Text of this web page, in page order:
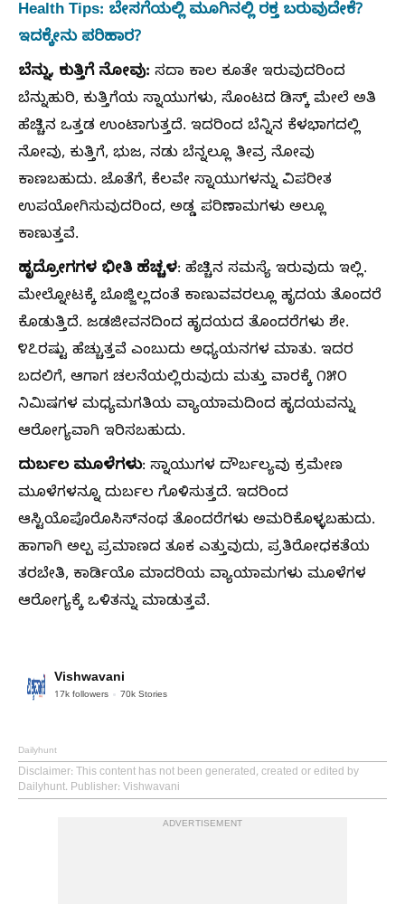
Health Tips: ಬೇಸಗೆಯಲ್ಲಿ ಮೂಗಿನಲ್ಲಿ ರಕ್ತ ಬರುವುದೇಕೆ?
ಇದಕ್ಕೇನು ಪರಿಹಾರ?
ಬೆನ್ನು, ಕುತ್ತಿಗೆ ನೋವು: ಸದಾ ಕಾಲ ಕೂತೇ ಇರುವುದರಿಂದ
ಬೆನ್ನುಹುರಿ, ಕುತ್ತಿಗೆಯ ಸ್ನಾಯುಗಳು, ಸೊಂಟದ ಡಿಸ್ಕ್‌ ಮೇಲೆ ಅತಿ
ಹೆಚ್ಚಿನ ಒತ್ತಡ ಉಂಟಾಗುತ್ತದೆ. ಇದರಿಂದ ಬೆನ್ನಿನ ಕೆಳಭಾಗದಲ್ಲಿ
ನೋವು, ಕುತ್ತಿಗೆ, ಭುಜ, ನಡು ಬೆನ್ನಲ್ಲೂ ತೀವ್ರ ನೋವು
ಕಾಣಬಹುದು. ಜೊತೆಗೆ, ಕೆಲವೇ ಸ್ನಾಯುಗಳನ್ನು ವಿಪರೀತ
ಉಪಯೋಗಿಸುವುದರಿಂದ, ಅಡ್ಡ ಪರಿಣಾಮಗಳು ಅಲ್ಲೂ
ಕಾಣುತ್ತವೆ.
ಹೃದ್ರೋಗಗಳ ಭೀತಿ ಹೆಚ್ಚಳ: ಹೆಚ್ಚಿನ ಸಮಸ್ಯೆ ಇರುವುದು ಇಲ್ಲಿ.
ಮೇಲ್ನೋಟಕ್ಕೆ ಬೊಜ್ಜಿಲ್ಲದಂತೆ ಕಾಣುವವರಲ್ಲೂ ಹೃದಯ ತೊಂದರೆ
ಕೊಡುತ್ತಿದೆ. ಜಡಜೀವನದಿಂದ ಹೃದಯದ ತೊಂದರೆಗಳು ಶೇ.
೪೭ರಷ್ಟು ಹೆಚ್ಚುತ್ತವೆ ಎಂಬುದು ಅ‍ಧ್ಯಯನಗಳ ಮಾತು. ಇದರ
ಬದಲಿಗೆ, ಆಗಾಗ ಚಲನೆಯಲ್ಲಿರುವುದು ಮತ್ತು ವಾರಕ್ಕೆ ೧೫೦
ನಿಮಿಷಗಳ ಮಧ್ಯಮಗತಿಯ ವ್ಯಾಯಾಮದಿಂದ ಹೃದಯವನ್ನು
ಆರೋಗ್ಯವಾಗಿ ಇರಿಸಬಹುದು.
ದುರ್ಬಲ ಮೂಳೆಗಳು: ಸ್ನಾಯುಗಳ ದೌರ್ಬಲ್ಯವು ಕ್ರಮೇಣ
ಮೂಳೆಗಳನ್ನೂ ದುರ್ಬಲ ಗೊಳಿಸುತ್ತದೆ. ಇದರಿಂದ
ಆಸ್ಟಿಯೊಪೊರೊಸಿಸ್‌ನಂಥ ತೊಂದರೆಗಳು ಅಮರಿಕೊಳ್ಳಬಹುದು.
ಹಾಗಾಗಿ ಅಲ್ಪ ಪ್ರಮಾಣದ ತೂಕ ಎತ್ತುವುದು, ಪ್ರತಿರೋಧಕತೆಯ
ತರಬೇತಿ, ಕಾರ್ಡಿಯೊ ಮಾದರಿಯ ವ್ಯಾಯಾಮಗಳು ಮೂಳೆಗಳ
ಆರೋಗ್ಯಕ್ಕೆ ಒಳಿತನ್ನು ಮಾಡುತ್ತವೆ.
Vishwavani
17k followers 70k Stories
Dailyhunt
Disclaimer: This content has not been generated, created or edited by
Dailyhunt. Publisher: Vishwavani
ADVERTISEMENT